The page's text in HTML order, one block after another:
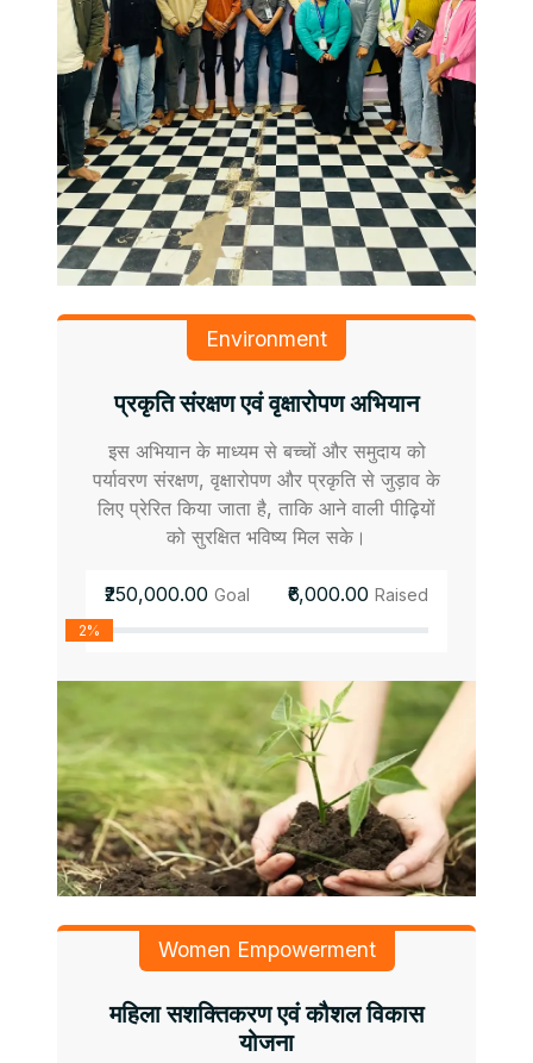
Environment
प्रकृति संरक्षण एवं वृक्षारोपण अभियान
इस अभियान के माध्यम से बच्चों और समुदाय को
पर्यावरण संरक्षण, वृक्षारोपण और प्रकृति से जुड़ाव के
लिए प्रेरित किया जाता है, ताकि आने वाली पीढ़ियों
को सुरक्षित भविष्य मिल सके।
₹250,000.00 Goal ₹6,000.00 Raised
2%
Women Empowerment
महिला सशक्तिकरण एवं कौशल विकास
योजना